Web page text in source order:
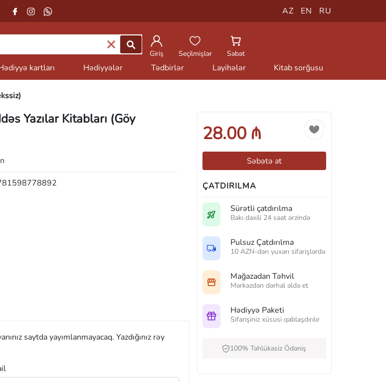
AZ EN RU
Giriş
Seçilmişlər Səbət
kartları Hədiyyələr Tədbirlər Layihələr Kitab sorğusu
Yazılar Kitabları (Göy
saytda yayımlanmayacaq. Yazdığınız rəy
28.00 ₼
Səbətə at
ÇATDIRILMA
Sürətli çatdırılma
Bakı daxili 24 saat ərzində
Pulsuz Çatdırılma
10 AZN-dən yuxarı sifarişlərdə
Mağazadan Təhvil
Mərkəzdən dərhal əldə et
Hədiyyə Paketi
Sifarişiniz xüsusi qablaşdırılır
100% Təhlükəsiz Ödəniş